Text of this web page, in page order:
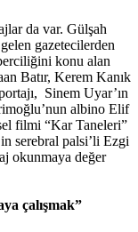
da var. Gülşah
gazetecilerden
konu alan
Batır, Kerem Kanık
Sinem Uyar’ın
albino Elif
filmi “Kar Taneleri”
serebral palsi’li Ezgi
okunmaya değer
çalışmak”